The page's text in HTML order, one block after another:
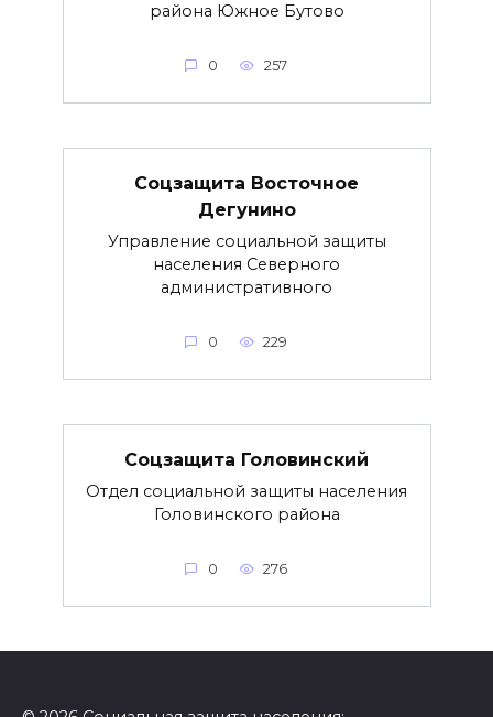
района Южное Бутово
0 257
Соцзащита Восточное
Дегунино
Управление социальной защиты
населения Северного
административного
0 229
Соцзащита Головинский
Отдел социальной защиты населения
Головинского района
0 276